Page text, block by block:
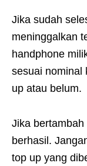
Jika sudah
meninggalkan
handphone
sesuai nominal
up atau belum.
Jika
berhasil.
top up yang